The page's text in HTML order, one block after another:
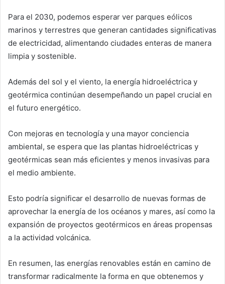
Para el 2030, podemos esperar ver parques eólicos
marinos y terrestres que generan cantidades significativas
de electricidad, alimentando ciudades enteras de manera
limpia y sostenible.
Además del sol y el viento, la energía hidroeléctrica y
geotérmica continúan desempeñando un papel crucial en
el futuro energético.
Con mejoras en tecnología y una mayor conciencia
ambiental, se espera que las plantas hidroeléctricas y
geotérmicas sean más eficientes y menos invasivas para
el medio ambiente.
Esto podría significar el desarrollo de nuevas formas de
aprovechar la energía de los océanos y mares, así como la
expansión de proyectos geotérmicos en áreas propensas
a la actividad volcánica.
En resumen, las energías renovables están en camino de
transformar radicalmente la forma en que obtenemos y